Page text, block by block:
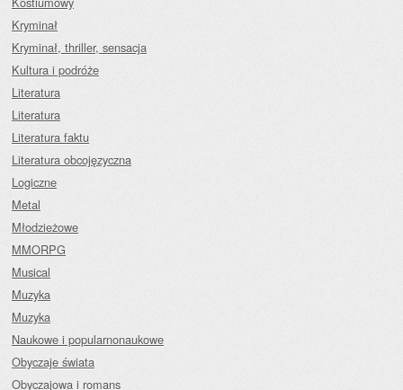
Kryminał
Kryminał, thriller, sensacja
Kultura i podróże
Literatura
Literatura
Literatura faktu
Literatura obcojęzyczna
Logiczne
Metal
Młodzieżowe
MMORPG
Musical
Muzyka
Muzyka
Naukowe i popularnonaukowe
Obyczaje świata
Obyczajowa i romans